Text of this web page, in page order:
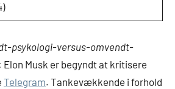
psykologi-versus-omvendt-
: Elon Musk er begyndt at kritisere
Telegram. Tankevækkende i forhold